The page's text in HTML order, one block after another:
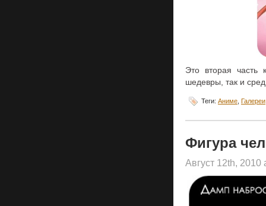
Это вторая часть
шедевры, так и
Теги: Аниме Галереи
Фигура
Август 12th, 2010